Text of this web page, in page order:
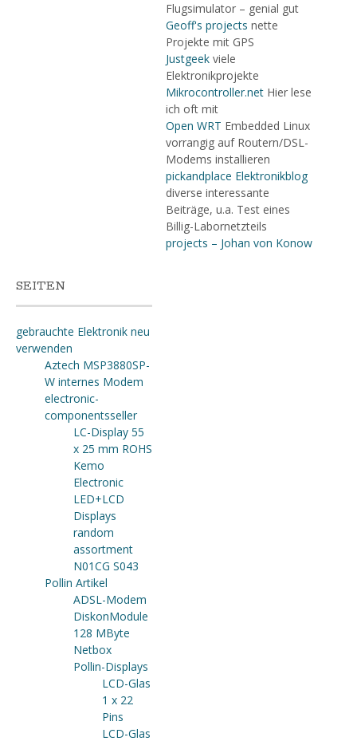
Flugsimulator – genial gut
Geoff's projects nette
Projekte mit GPS
Justgeekviele
Elektronikprojekte
Mikrocontroller.netHier lese
ich oft mit
Open WRT Embedded Linux
vorrangig auf Routern/DSL-
Modems installieren
pickandplace Elektronikblog
diverse interessante
Beiträge, u.a. Test eines
Billig-Labornetzteils
projects – Johan von Konow
SEITEN
gebrauchte Elektronik neu
verwenden
Aztech MSP3880SP-
W internes Modem
electronic-
componentsseller
LC-Display 55
x 25 mm ROHS
Kemo
Electronic
LED+LCD
Displays
random
assortment
N01CG S043
Pollin Artikel
ADSL-Modem
DiskonModule
128 MByte
Netbox
Pollin-Displays
LCD-Glas
1 x 22
Pins
LCD-Glas